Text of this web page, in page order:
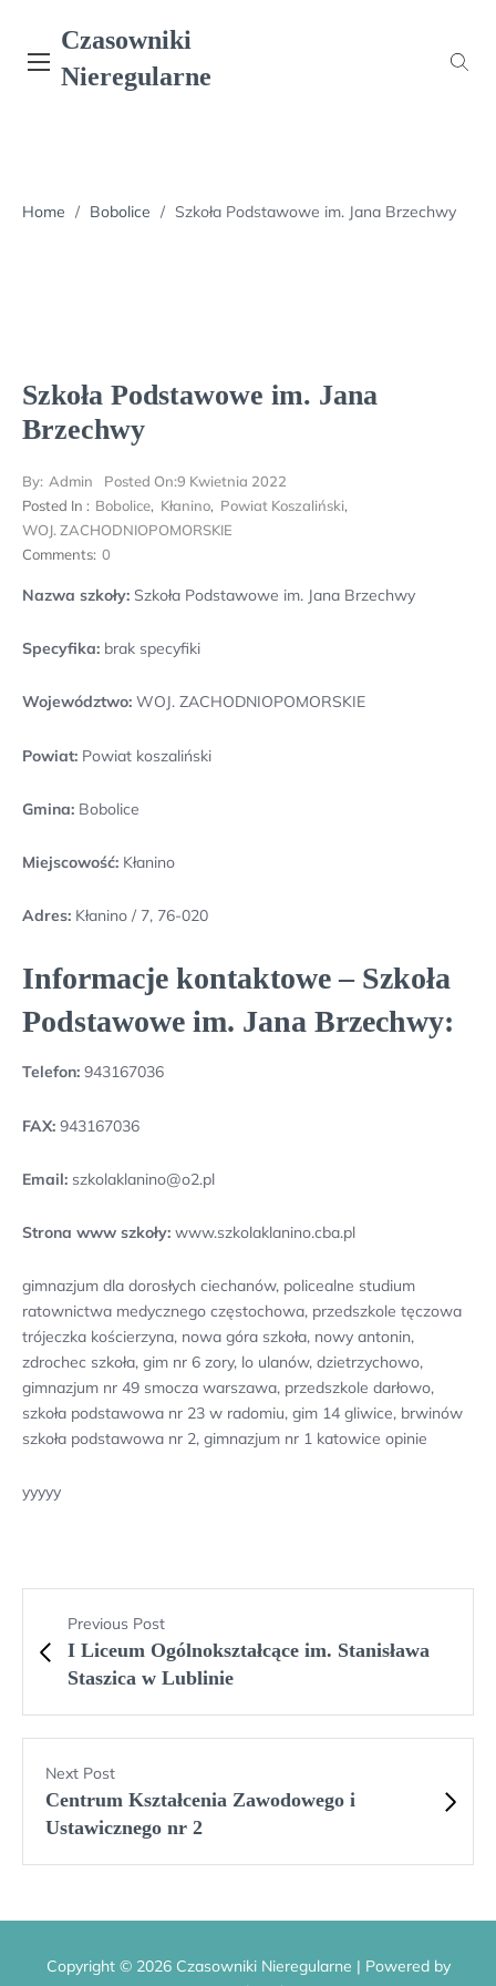
content
Czasowniki
Nieregularne
Home / Bobolice / Szkoła Podstawowe im. Jana Brzechwy
Szkoła Podstawowe im. Jana
Brzechwy
By: Admin Posted On:9 Kwietnia 2022
Posted In : Bobolice, Kłanino, Powiat Koszaliński,
WOJ. ZACHODNIOPOMORSKIE
Comments: 0
Nazwa szkoły: Szkoła Podstawowe im. Jana Brzechwy
Specyfika: brak specyfiki
Województwo: WOJ. ZACHODNIOPOMORSKIE
Powiat: Powiat koszaliński
Gmina: Bobolice
Miejscowość: Kłanino
Adres: Kłanino / 7, 76-020
Informacje kontaktowe – Szkoła
Podstawowe im. Jana Brzechwy:
Telefon: 943167036
FAX: 943167036
Email: szkolaklanino@o2.pl
Strona www szkoły: www.szkolaklanino.cba.pl
gimnazjum dla dorosłych ciechanów, policealne studium
ratownictwa medycznego częstochowa, przedszkole tęczowa
trójeczka kościerzyna, nowa góra szkoła, nowy antonin,
zdrochec szkoła, gim nr 6 zory, lo ulanów, dzietrzychowo,
gimnazjum nr 49 smocza warszawa, przedszkole darłowo,
szkoła podstawowa nr 23 w radomiu, gim 14 gliwice, brwinów
szkoła podstawowa nr 2, gimnazjum nr 1 katowice opinie
yyyyy
Previous Post
I Liceum Ogólnokształcące im. Stanisława
Staszica w Lublinie
Next Post
Centrum Kształcenia Zawodowego i
Ustawicznego nr 2
Copyright © 2026 Czasowniki Nieregularne | Powered by